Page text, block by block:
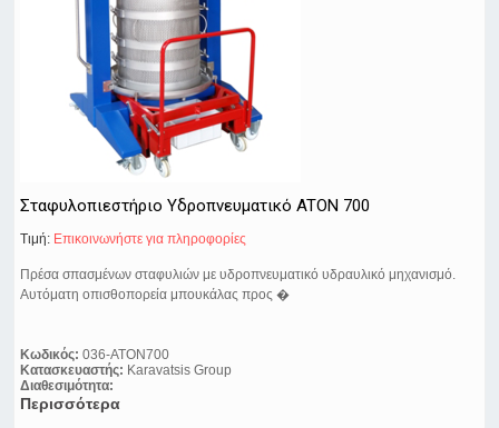
Σταφυλοπιεστήριο Υδροπνευματικό ATON 700
Τιμή: Eπικοινωνήστε για πληροφορίες
Πρέσα σπασμένων σταφυλιών με υδροπνευματικό υδραυλικό μηχανισμό.
Αυτόματη οπισθοπορεία μπουκάλας προς �
Κωδικός: 036-ATON700
Κατασκευαστής: Karavatsis Group
Διαθεσιμότητα:
Περισσότερα